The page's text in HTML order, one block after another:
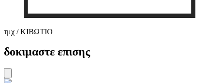
τμχ / ΚΙΒΩΤΙΟ
δοκιμαστε επισης